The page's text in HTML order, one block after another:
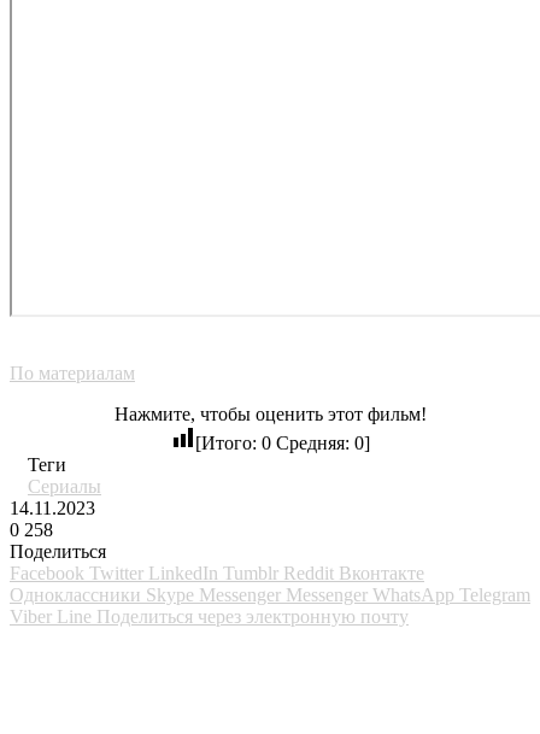
По материалам
Нажмите, чтобы оценить этот фильм!
[Итого: 0Средняя: 0]
Теги
Сериалы
14.11.2023
0 258
Поделиться
Facebook Twitter LinkedIn Tumblr Reddit Вконтакте
Одноклассники Skype Messenger Messenger WhatsApp Telegram
Viber Line Поделиться через электронную почту